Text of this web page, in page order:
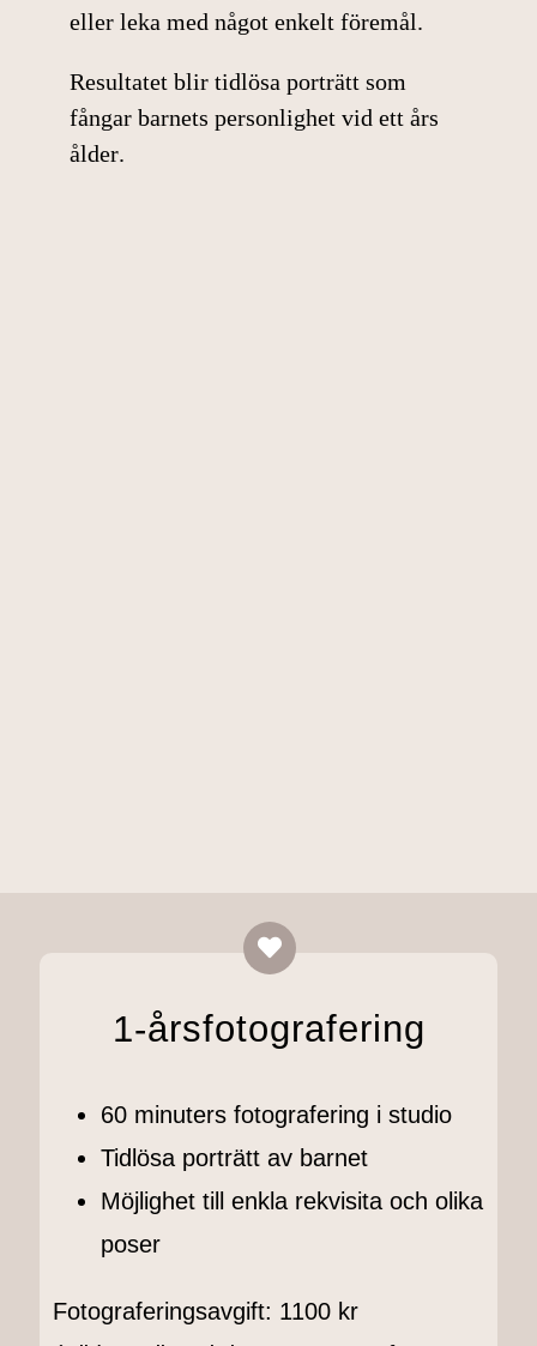
eller leka med något enkelt föremål.
Resultatet blirtidlösa porträtt som
fångar barnets personlighet vid ett års
ålder.
1-årsfotografering
60 minuters fotografering i studio
Tidlösa porträtt av barnet
Möjlighet till enkla rekvisita och olika
poser
Fotograferingsavgift: 1100 kr